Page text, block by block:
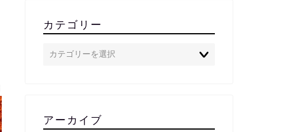
カテゴリー
アーカイブ